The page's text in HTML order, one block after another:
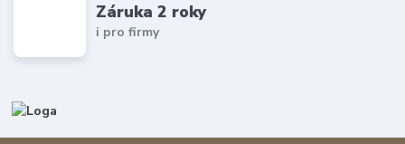
Záruka 2 roky
i pro firmy